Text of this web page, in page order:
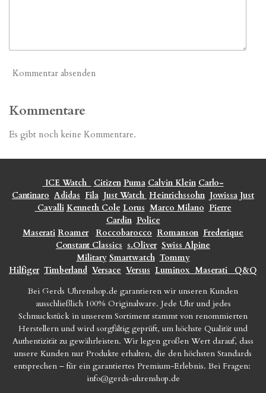
Kommentar absenden
Kommentare
Es gibt noch keine Kommentare.
ICE Watch Citizen Puma Calvin Klein Carlo-
Cantinaro Adidas Fila Just Watch Heinrichssohn Jowissa Just
Cavalli Kenneth Cole Lorus Marco Milano Pierre
Cardin Police
Maserati Roamer Roccobarocco Romanson Frederique
Constant Classics s.Oliver Swiss Alpine
Military Smartwatch Tommy
Hilfiger Timberland Versace Versus Luminox Maserati
Q&Q
Bei Gerds Uhrenshop.de garantieren wir unseren Kunden
ausschließlich 100% Originalware. Jede Uhr und jedes
Schmuckstück in unserem Sortiment stammt von renommierten
Herstellern und wird sorgfältig geprüft, um höchste Qualität und
Authentizität zu gewährleisten. Wir legen großen Wert darauf, dass
unsere Kunden nur Produkte erhalten, die den höchsten Standards
entsprechen – für ein garantiertes Premium-Erlebnis. Bei Fragen:
info@gerds-uhrenshop.de